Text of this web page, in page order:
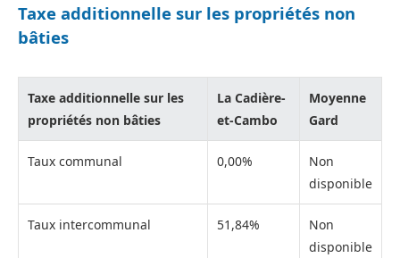
Taxe additionnelle sur les propriétés non
bâties
Taxe additionnelle sur les
propriétés non bâties
La Cadière-
et-Cambo
Moyenne
Gard
Taux communal 0,00%
Non
disponible
Taux intercommunal 51,84%
Non
disponible